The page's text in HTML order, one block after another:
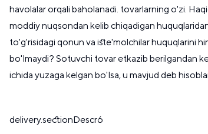
havolalar orqali baholanadi. tovarlarning o'zi.
moddiy nuqsondan kelib chiqadigan
to'g'risidagi qonun va iste'molchilar huquqlarini
bo'lmaydi? Sotuvchi tovar etkazib berilgandan
ichida yuzaga kelgan bo'lsa, u mavjud deb
delivery.sectionDescr6